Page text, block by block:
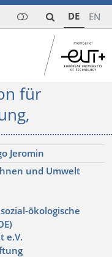
DE EN
für
Jeromin
und Umwelt
ökologische
e.V.